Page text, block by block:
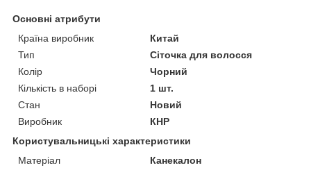
Основні атрибути
Країна виробник
Китай
Тип
Сіточка для волосся
Колір
Чорний
Кількість в наборі
1 шт.
Стан
Новий
Виробник
КНР
Користувальницькі характеристики
Матеріал
Канекалон